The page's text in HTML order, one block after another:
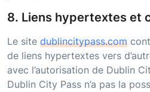
8. Liens hypertextes et
Le site dublincitypass.com
de liens hypertextes vers
avec l’autorisation de Dublin
Dublin City Pass n’a pas la